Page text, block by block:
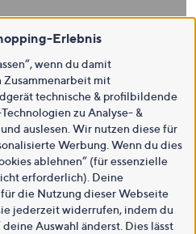
Erlebnis
wenn du damit
Zusammenarbeit mit
technische & profilbildende
zu Analyse- &
auslesen. Wir nutzen diese für
Werbung. Wenn du dies
ablehnen“ (für essenzielle
erforderlich). Deine
die Nutzung dieser Webseite
jederzeit widerrufen, indem du
Auswahl änderst. Dies lässt